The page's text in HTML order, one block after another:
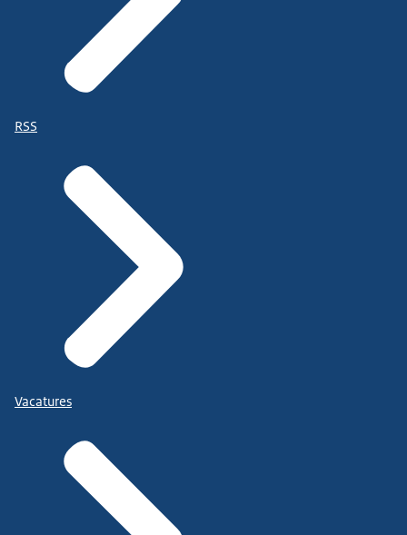
RSS
Vacatures